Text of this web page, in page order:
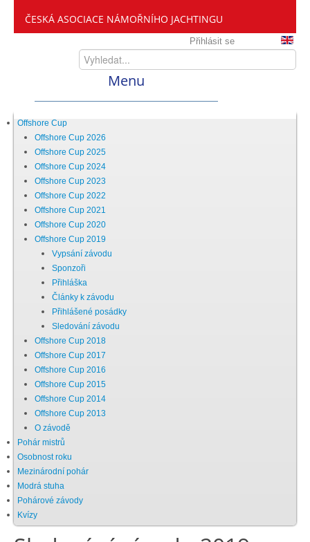
ČESKÁ ASOCIACE NÁMOŘNÍHO JACHTINGU
Přihlásit se
Menu
Home
ČANY
Kdo jsme
Zveme vás mezi nás
Setkání ČANY
Chci se stát členem
Oznámení
Členské příspěvky
Dokumenty ke stažení
Ochrana osobních údajů
Offshore Cup
Offshore Cup 2026
Offshore Cup 2025
Offshore Cup 2024
Offshore Cup 2023
Offshore Cup 2022
Offshore Cup 2021
Offshore Cup 2020
Offshore Cup 2019
Vypsání závodu
Sponzoři
Přihláška
Články k závodu
Přihlášené posádky
Sledování závodu
Offshore Cup 2018
Offshore Cup 2017
Offshore Cup 2016
Offshore Cup 2015
Offshore Cup 2014
Offshore Cup 2013
O závodě
Pohár mistrů
Osobnost roku
Mezinárodní pohár
Modrá stuha
Pohárové závody
Kvízy